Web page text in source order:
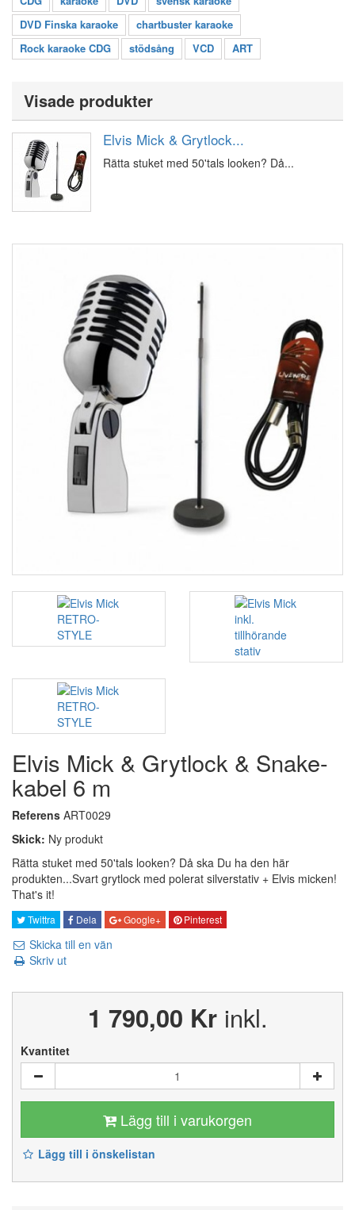
DVD Finska karaoke
chartbuster karaoke
Rock karaoke CDG
stödsång VCD ART
Visade produkter
Elvis Mick & Grytlock...
Rätta stuket med 50'tals looken? Då...
Elvis Mick & Grytlock & Snake-
kabel 6 m
Referens ART0029
Skick: Ny produkt
Rätta stuket med 50'tals looken? Då ska Du ha den här
produkten...Svart grytlock med polerat silverstativ + Elvis micken!
That's it!
Twittra Dela Google+ Pinterest
Skicka till en vän
Skriv ut
1 790,00 Krinkl.
Kvantitet
Lägg till i varukorgen
Lägg till i önskelistan